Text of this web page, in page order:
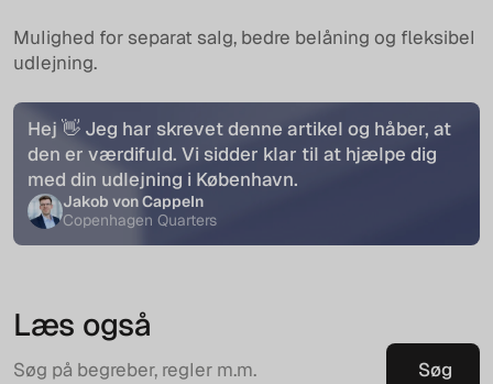
Mulighed for separat salg, bedre belåning og fleksibel
udlejning.
Hej 👋 Jeg har skrevet denne artikel og håber, at
den er værdifuld. Vi sidder klar til at hjælpe dig
med din udlejning i København.
Jakob von Cappeln
Copenhagen Quarters
Læs også